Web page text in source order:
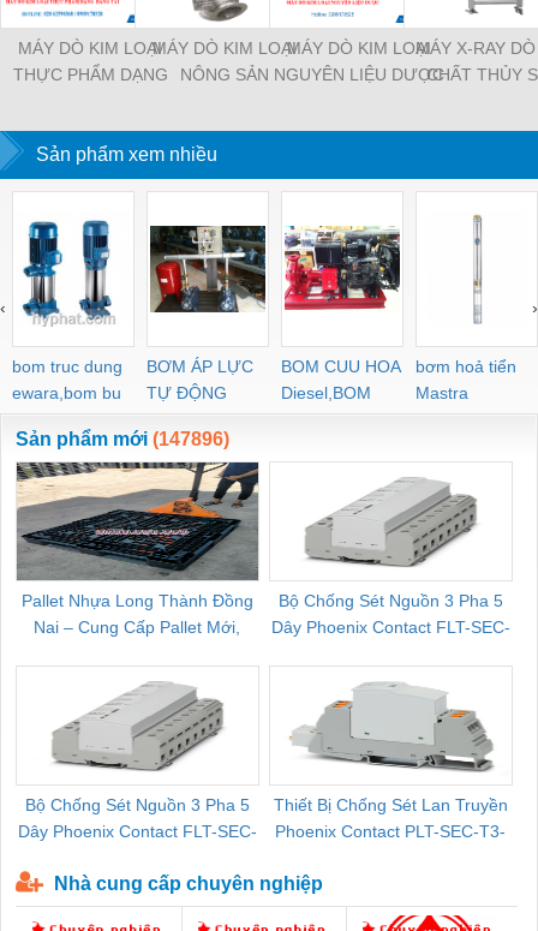
MÁY DÒ KIM LOẠI
THỰC PHẨM DẠNG
MÁY DÒ KIM LOẠI
NÔNG SẢN
MÁY DÒ KIM LOẠI
NGUYÊN LIỆU DƯỢC
MÁY X-RAY
CHẤT THỦY
Sản phẩm xem nhiều
bom truc dung
ewara,bom bu
ewara
BƠM ÁP LỰC
TỰ ĐỘNG
BOM CUU HOA
Diesel,BOM
CHUA CHAY
bơm hoả tiển
Mastra
‹ ›
Sản phẩm mới (147896)
Pallet Nhựa Long Thành Đồng
Nai – Cung Cấp Pallet Mới,
Bộ Chống Sét Nguồn 3 Pha 5
Dây Phoenix Contact FLT-SEC-
Bộ Chống Sét Nguồn 3 Pha 5
Dây Phoenix Contact FLT-SEC-
Thiết Bị Chống Sét Lan Truyền
Phoenix Contact PLT-SEC-T3-
Nhà cung cấp chuyên nghiệp